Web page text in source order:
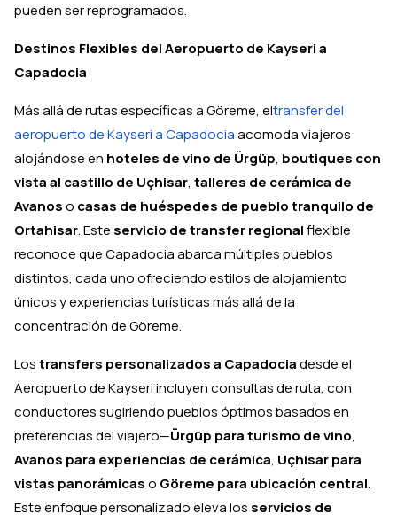
pueden ser reprogramados.
Destinos Flexibles del Aeropuerto de Kayseri a
Capadocia
Más allá de rutas específicas a Göreme, eltransfer del
aeropuerto de Kayseri a Capadociaacomoda viajeros
alojándose en hoteles de vino de Ürgüp, boutiques con
vista al castillo de Uçhisar, talleres de cerámica de
Avanoso casas de huéspedes de pueblo tranquilo de
Ortahisar. Este servicio de transfer regionalflexible
reconoce que Capadocia abarca múltiples pueblos
distintos, cada uno ofreciendo estilos de alojamiento
únicos y experiencias turísticas más allá de la
concentración de Göreme.
Lostransfers personalizados a Capadociadesde el
Aeropuerto de Kayseri incluyen consultas de ruta, con
conductores sugiriendo pueblos óptimos basados en
preferencias del viajero—Ürgüp para turismo de vino,
Avanos para experiencias de cerámica, Uçhisar para
vistas panorámicaso Göreme para ubicación central.
Este enfoque personalizado eleva los servicios de